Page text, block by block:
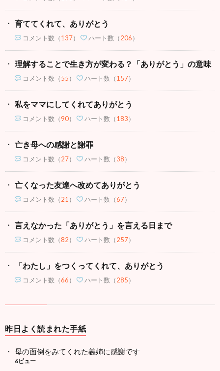
育ててくれて、ありがとう
コメント数 （137） ハート数（206）
理解することで生き方が変わる？「ありがとう」の意味
コメント数 （55） ハート数（157）
私をママにしてくれてありがとう
コメント数 （90） ハート数（183）
亡き母への感謝と謝罪
コメント数 （27） ハート数（38）
亡くなった友達へ改めてありがとう
コメント数 （21） ハート数（67）
言えなかった「ありがとう」を言える日まで
コメント数 （82） ハート数（257）
「わたし」をつくってくれて、ありがとう
コメント数 （66） ハート数（285）
昨日よく読まれた手紙
母の面倒をみてくれた義姉に感謝です
6ビュー